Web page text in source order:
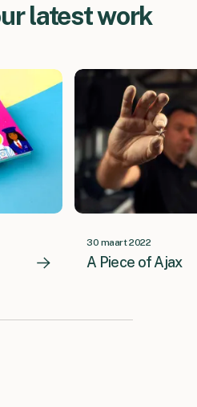
latest work
30 maart 2022
A Piece of Ajax